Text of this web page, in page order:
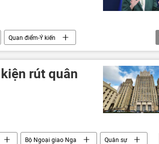
Quan điểm-Ý kiến
Châu Âu
Thế giới
Brussels
Thổ Nhĩ Kỳ
Serbia
rút quân
Bộ Ngoại giao Nga
Quân sự